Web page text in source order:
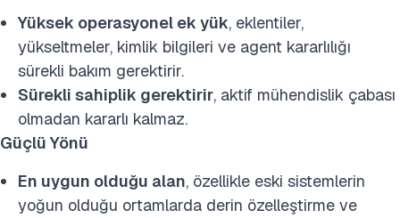
Yüksek operasyonel ek yük, eklentiler,
yükseltmeler, kimlik bilgileri ve agent kararlılığı
sürekli bakım gerektirir.
Sürekli sahiplik gerektirir, aktif mühendislik çabası
olmadan kararlı kalmaz.
Güçlü Yönü
En uygun olduğu alan, özellikle eski sistemlerin
yoğun olduğu ortamlarda derin özelleştirme ve